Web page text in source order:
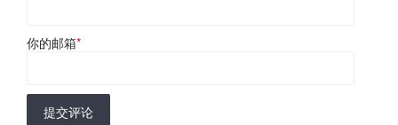
你的邮箱*
提交评论